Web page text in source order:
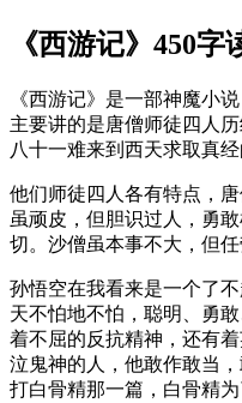
《西游记》450字
《西游记》是一部神魔小
主要讲的是唐僧师徒四人
八十一难来到西天求取真经
他们师徒四人各有特点，
虽顽皮，但胆识过人，勇
切。沙僧虽本事不大，但
孙悟空在我看来是一个了
天不怕地不怕，聪明、勇
着不屈的反抗精神，还有
泣鬼神的人，他敢作敢当
打白骨精那一篇，白骨精